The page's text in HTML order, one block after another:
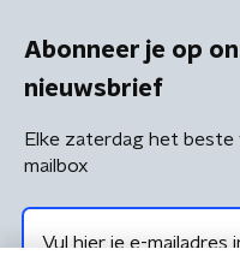
Abonneer je op
nieuwsbrief
Elke zaterdag het beste
mailbox